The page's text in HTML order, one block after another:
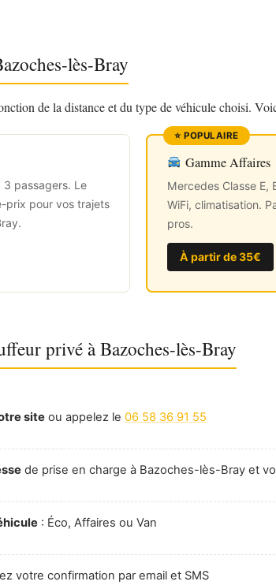
lès-Bray
de la distance et du type de véhicule choisi.
3 passagers. Le
prix pour vos trajets
Gamme Affaires
Mercedes Classe E,
WiFi, climatisation.
pros.
À partir de 35€
privé à Bazoches-lès-Bray
site ou appelez le 06 58 36 91 55
de prise en charge à Bazoches-lès-Bray et
: Éco, Affaires ou Van
votre confirmation par email et SMS